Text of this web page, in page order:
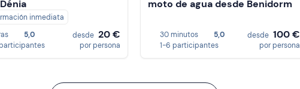
inmediata
5,0
desde 20 €
por persona
moto de agua desde Benidorm
30 minutos
5,0
1-6 participantes
desde 100 €
por persona